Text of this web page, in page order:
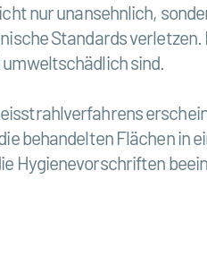
nur unansehnlich,
Standards
sind.
behandelten Flächen in
Hygienevorschriften